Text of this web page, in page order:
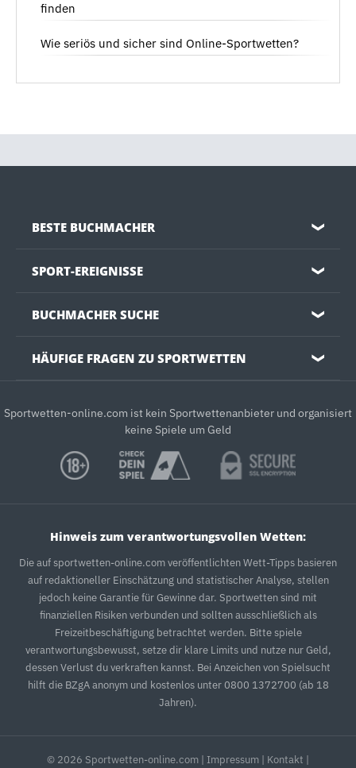
finden
Wie seriös und sicher sind Online-Sportwetten?
BESTE BUCHMACHER ❯
SPORT-EREIGNISSE ❯
BUCHMACHER SUCHE ❯
HÄUFIGE FRAGEN ZU SPORTWETTEN ❯
Sportwetten-online.com ist kein Sportwettenanbieter und organisiert
keine Spiele um Geld
Hinweis zum verantwortungsvollen Wetten:
Die auf sportwetten-online.com veröffentlichten Wett-Tipps basieren
auf redaktioneller Einschätzung und statistischer Analyse, stellen
jedoch keine Garantie für Gewinne dar. Sportwetten sind mit
finanziellen Risiken verbunden und sollten ausschließlich als
Freizeitbeschäftigung betrachtet werden. Bitte spiele
verantwortungsbewusst, setze dir klare Limits und nutze nur Geld,
dessen Verlust du verkraften kannst. Bei Anzeichen von Spielsucht
hilft die BZgA anonym und kostenlos unter 0800 1372700 (ab 18
Jahren).
© 2026 Sportwetten-online.com | Impressum Kontakt